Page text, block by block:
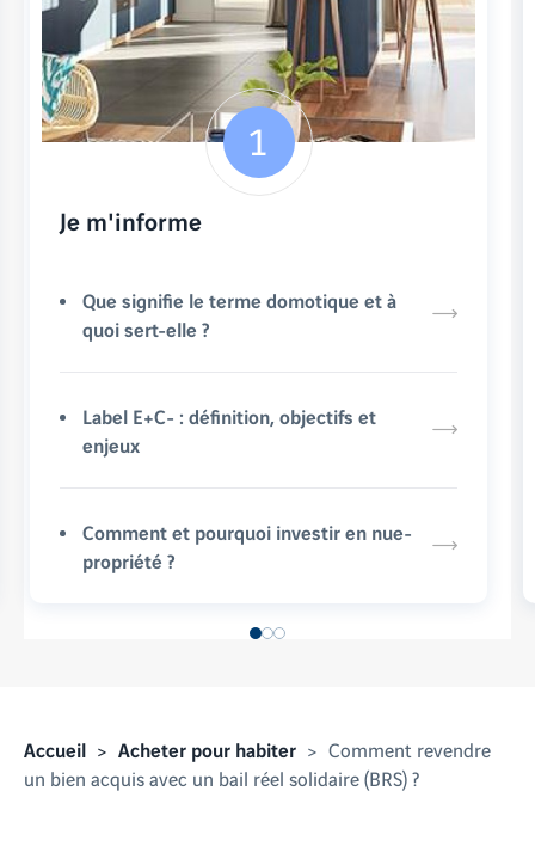
Je m'informe
Que signifie le terme domotique et à
quoi sert-elle ?
Label E+C- : définition, objectifs et
enjeux
Comment et pourquoi investir en nue-
propriété ?
Accueil Acheter pour habiter
Comment revendre
un bien acquis avec un bail réel solidaire (BRS) ?